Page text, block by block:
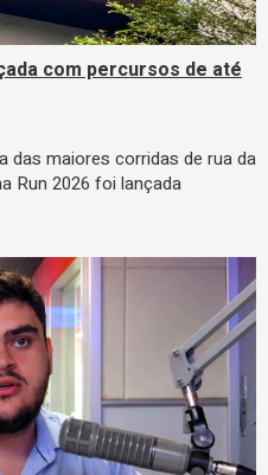
com percursos de até
das maiores corridas de rua da
Run 2026 foi lançada